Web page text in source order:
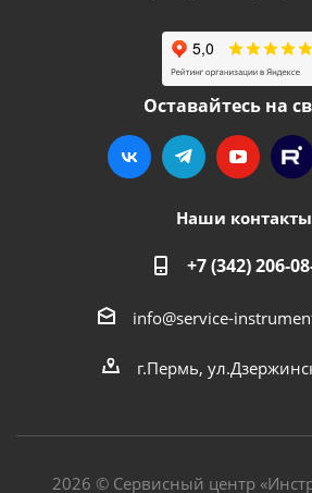
Оставайтесь на
Наши контакты
+7 (342) 206-
info@service-
г.Пермь,
2026 © Сервисный центр